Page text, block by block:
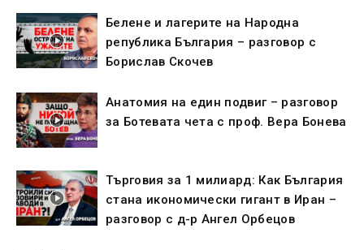
Белене и лагерите на Народна
република България – разговор с
Борислав Скочев
Анатомия на един подвиг – разговор
за Ботевата чета с проф. Вера Бонева
Търговия за 1 милиард: Как България
стана икономически гигант в Иран –
разговор с д-р Ангел Орбецов